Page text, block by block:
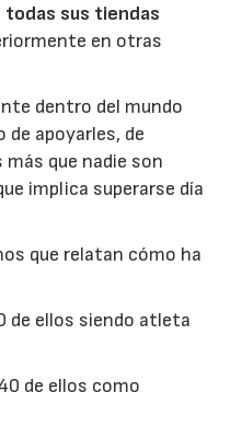
todas sus tiendas
en otras
dentro del mundo
apoyarles, de
que nadie son
implica superarse día
que relatan cómo ha
de ellos siendo atleta
de ellos como